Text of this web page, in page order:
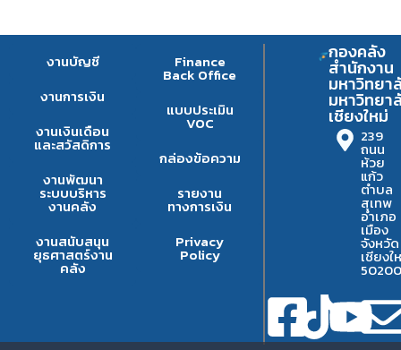
งานบัญชี
งานการเงิน
งานเงินเดือน
และสวัสดิการ
งานพัฒนา
ระบบบริหาร
งานคลัง
งานสนับสนุน
ยุธศาสตร์งาน
คลัง
Finance
Back Office
แบบประเมิน
VOC
กล่องข้อความ
รายงาน
ทางการเงิน
Privacy
Policy
กองคลัง
สำนักงาน
มหาวิทยา
มหาวิทยา
เชียงใหม่
239
ถนน
ห้วย
แก้ว
ตำบล
สุเทพ
อำเภอ
เมือง
จังหวัด
เชียงใ
50200